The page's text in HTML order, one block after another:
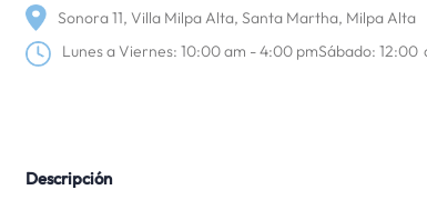
Sonora 11, Villa Milpa Alta, Santa Martha, Milpa Alta
Lunes a Viernes: 10:00 am - 4:00 pmSábado: 12:00
Descripción